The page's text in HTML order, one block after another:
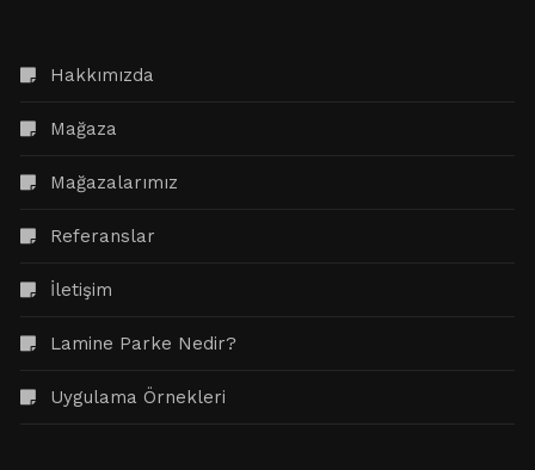
Hakkımızda
Mağaza
Mağazalarımız
Referanslar
İletişim
Lamine Parke Nedir?
Uygulama Örnekleri